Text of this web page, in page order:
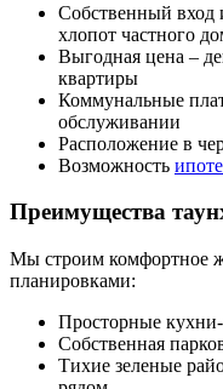
Собственный вход
хлопот частного
Выгодная цена –
квартиры
Коммунальные
обслуживании
Расположение в
Возможность
Преимущества
Мы строим комфортное
планировками:
Просторные
Собственная
Тихие зеленые